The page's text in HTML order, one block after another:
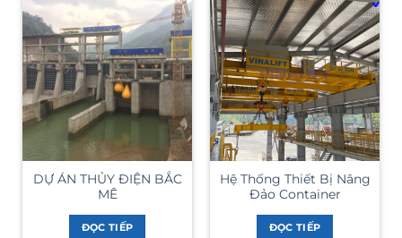
DỰ ÁN THỦY ĐIỆN BẮC
MÊ
ĐỌC TIẾP
Hệ Thống Thiết Bị Nâng
Đảo Container
ĐỌC TIẾP